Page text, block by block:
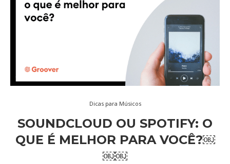
Dicas para Músicos
SOUNDCLOUD OU SPOTIFY: O
QUE É MELHOR PARA VOCÊ?￼
￼￼